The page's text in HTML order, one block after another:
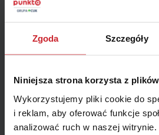
Zgoda Szczegóły
Niniejsza strona korzysta z
Wykorzystujemy pliki cookie do
i reklam, aby oferować funkcje
analizować ruch w naszej
2019.04.29 •Samochód